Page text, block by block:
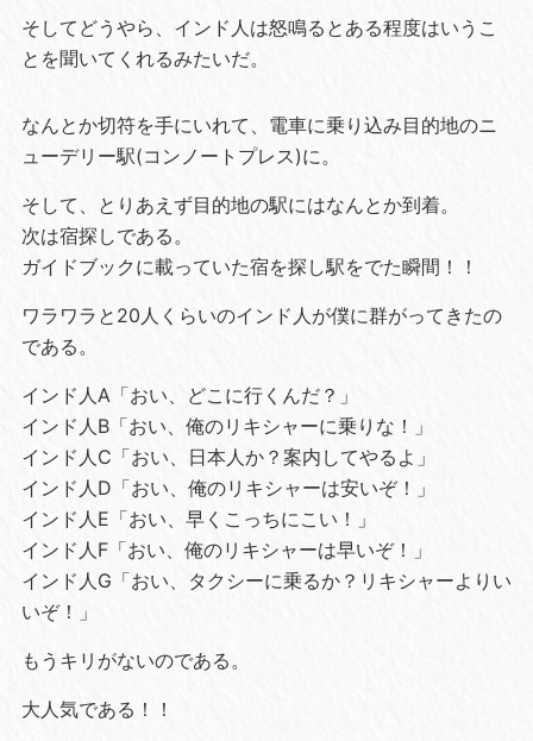
そしてどうやら、インド人は怒鳴るとある程度はいうこ
とを聞いてくれるみたいだ。
なんとか切符を手にいれて、電車に乗り込み目的地のニ
ューデリー駅(コンノートプレス)に。
そして、とりあえず目的地の駅にはなんとか到着。
次は宿探しである。
ガイドブックに載っていた宿を探し駅をでた瞬間！！
ワラワラと20人くらいのインド人が僕に群がってきたの
である。
インド人A「おい、どこに行くんだ？」
インド人B「おい、俺のリキシャーに乗りな！」
インド人C「おい、日本人か？案内してやるよ」
インド人D「おい、俺のリキシャーは安いぞ！」
インド人E「おい、早くこっちにこい！」
インド人F「おい、俺のリキシャーは早いぞ！」
インド人G「おい、タクシーに乗るか？リキシャーよりい
いぞ！」
もうキリがないのである。
大人気である！！